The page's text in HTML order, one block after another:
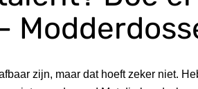
zijn, maar dat hoeft zeker niet.